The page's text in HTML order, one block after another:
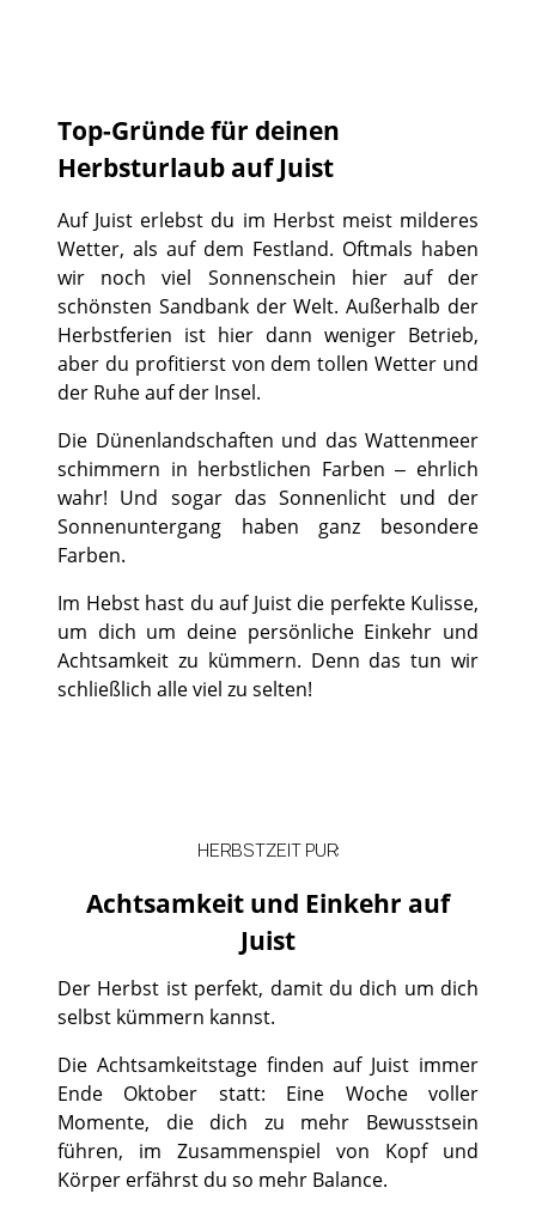
Top-Gründe für deinen
Herbsturlaub auf Juist
Auf Juist erlebst du im Herbst meist milderes
Wetter, als auf dem Festland. Oftmals haben
wir noch viel Sonnenschein hier auf der
schönsten Sandbank der Welt. Außerhalb der
Herbstferien ist hier dann weniger Betrieb,
aber du profitierst von dem tollen Wetter und
der Ruhe auf der Insel.
Die Dünenlandschaften und das Wattenmeer
schimmern in herbstlichen Farben – ehrlich
wahr! Und sogar das Sonnenlicht und der
Sonnenuntergang haben ganz besondere
Farben.
Im Hebst hast du auf Juist die perfekte Kulisse,
um dich um deine persönliche Einkehr und
Achtsamkeit zu kümmern. Denn das tun wir
schließlich alle viel zu selten!
Achtsamkeit und Einkehr auf
Juist
HERBSTZEIT PUR:
Der Herbst ist perfekt, damit du dich um dich
selbst kümmern kannst.
Die Achtsamkeitstage finden auf Juist immer
Ende Oktober statt: Eine Woche voller
Momente, die dich zu mehr Bewusstsein
führen, im Zusammenspiel von Kopf und
Körper erfährst du so mehr Balance.